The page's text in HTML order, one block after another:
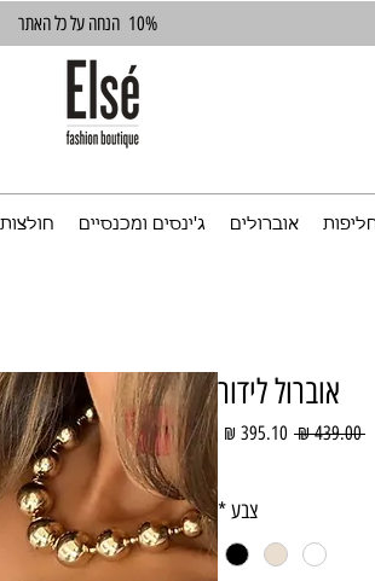
10% הנחה על כל האתר
אוברולים ג'ינסים ומכנסיים
אוברול לידור
‏439.00 ‏₪
מחיר
מחיר
מבצע
צבע*